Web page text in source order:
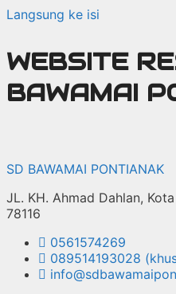
Langsung ke isi
WEBSITE
BAWAMAI
SD BAWAMAI PONTIANAK
JL. KH. Ahmad Dahlan,
78116
0561574269
089514193028